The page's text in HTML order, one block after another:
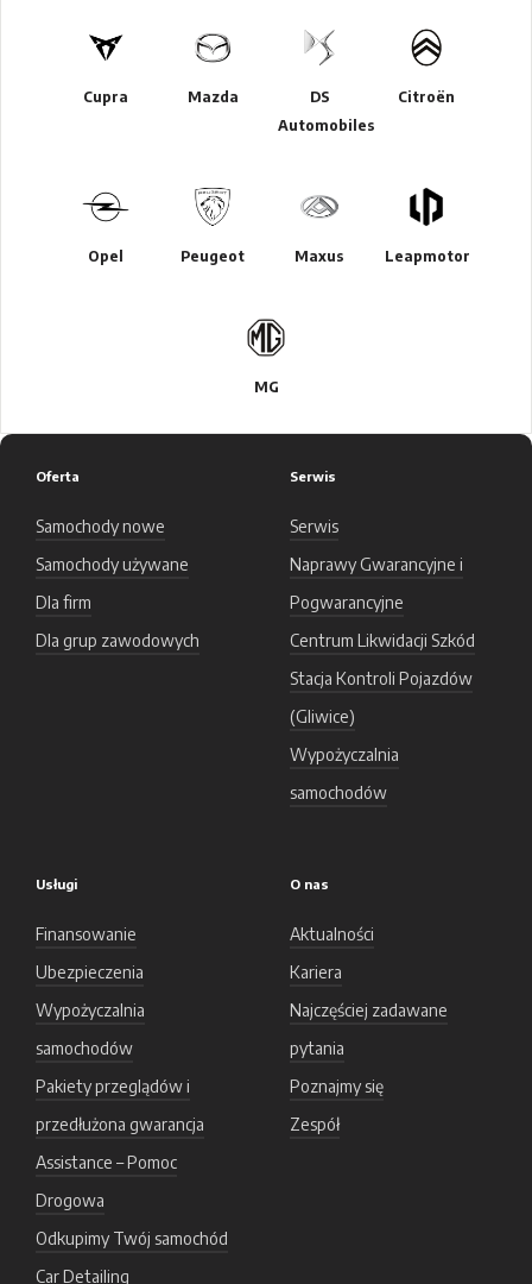
Cupra Mazda
DS
Automobiles
Citroën
Opel Peugeot Maxus Leapmotor
MG
Oferta
Samochody nowe
Samochody używane
Dla firm
Dla grup zawodowych
Serwis
Serwis
Naprawy Gwarancyjne i
Pogwarancyjne
Centrum Likwidacji Szkód
Stacja Kontroli Pojazdów
(Gliwice)
Wypożyczalnia
samochodów
Usługi
Finansowanie
Ubezpieczenia
Wypożyczalnia
samochodów
Pakiety przeglądów i
przedłużona gwarancja
Assistance – Pomoc
Drogowa
Odkupimy Twój samochód
Car Detailing
O nas
Aktualności
Kariera
Najczęściej zadawane
pytania
Poznajmy się
Zespół